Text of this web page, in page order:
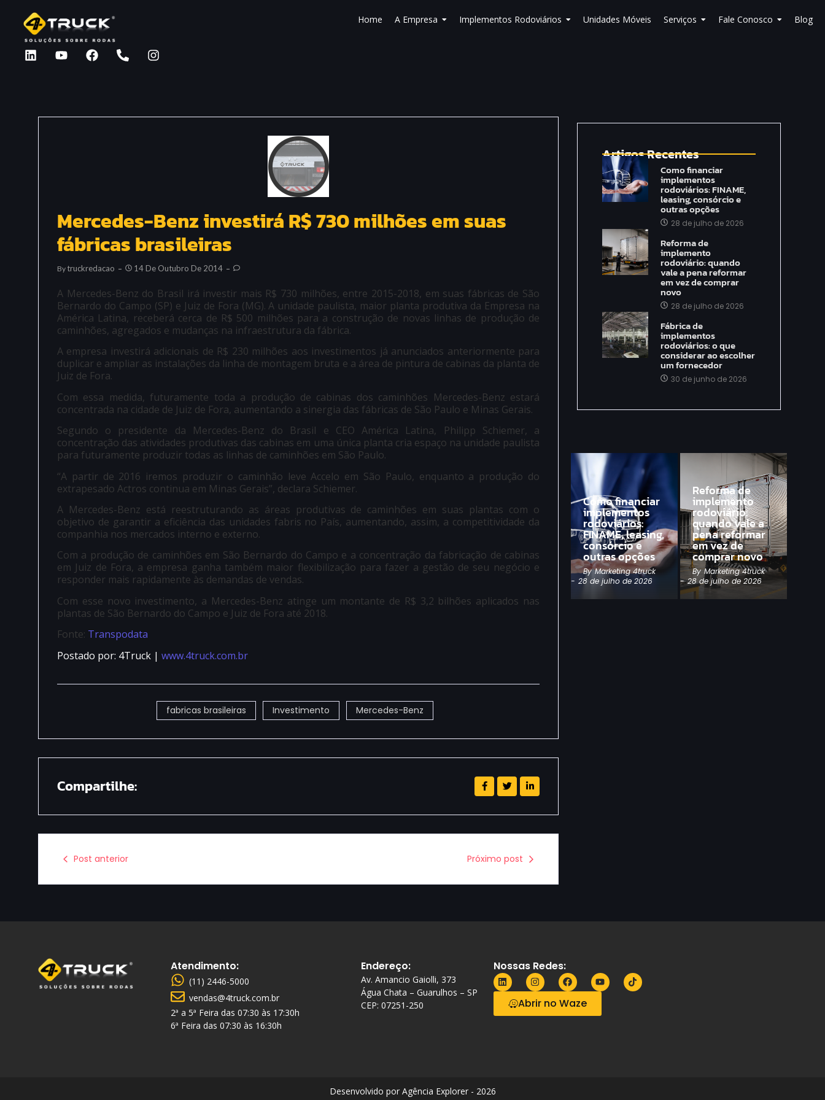
Home A Empresa Implementos Rodoviários Unidades Móveis Serviços Fale Conosco Blog
Mercedes-Benz investirá R$ 730 milhões em suas
fábricas brasileiras
ByTruckredacao 14 De Outubro De 2014
A Mercedes-Benz do Brasil irá investir mais R$ 730 milhões, entre 2015-2018, em suas fábricas de São
Bernardo do Campo (SP) e Juiz de Fora (MG). A unidade paulista, maior planta produtiva da Empresa na
América Latina, receberá cerca de R$ 500 milhões para a construção de novas linhas de produção de
caminhões, agregados e mudanças na infraestrutura da fábrica.
A empresa investirá adicionais de R$ 230 milhões aos investimentos já anunciados anteriormente para
duplicar e ampliar as instalações da linha de montagem bruta e a área de pintura de cabinas da planta de
Juiz de Fora.
Com essa medida, futuramente toda a produção de cabinas dos caminhões Mercedes-Benz estará
concentrada na cidade de Juiz de Fora, aumentando a sinergia das fábricas de São Paulo e Minas Gerais.
Segundo o presidente da Mercedes-Benz do Brasil e CEO América Latina, Philipp Schiemer, a
concentração das atividades produtivas das cabinas em uma única planta cria espaço na unidade paulista
para futuramente produzir todas as linhas de caminhões em São Paulo.
“A partir de 2016 iremos produzir o caminhão leve Accelo em São Paulo, enquanto a produção do
extrapesado Actros continua em Minas Gerais”, declara Schiemer.
A Mercedes-Benz está reestruturando as áreas produtivas de caminhões em suas plantas com o
objetivo de garantir a eficiência das unidades fabris no País, aumentando, assim, a competitividade da
companhia nos mercados interno e externo.
Com a produção de caminhões em São Bernardo do Campo e a concentração da fabricação de cabinas
em Juiz de Fora, a empresa ganha também maior flexibilização para fazer a gestão de seu negócio e
responder mais rapidamente às demandas de vendas.
Com esse novo investimento, a Mercedes-Benz atinge um montante de R$ 3,2 bilhões aplicados nas
plantas de São Bernardo do Campo e Juiz de Fora até 2018.
Fonte: Transpodata
Postado por: 4Truck | www.4truck.com.br
fabricas brasileiras Investimento Mercedes-Benz
Compartilhe:
Post anterior Próximo post
Artigos Recentes
Como financiar
implementos
rodoviários: FINAME,
leasing, consórcio e
outras opções
28 de julho de 2026
Reforma de
implemento
rodoviário: quando
vale a pena reformar
em vez de comprar
novo
28 de julho de 2026
Fábrica de
implementos
rodoviários: o que
considerar ao escolher
um fornecedor
30 de junho de 2026
Como financiar
implementos
rodoviários:
FINAME, leasing,
consórcio e
outras opções
By Marketing 4truck
- 28 de julho de 2026
Reforma de
implemento
rodoviário:
quando vale a
pena reformar
em vez de
comprar novo
By Marketing 4truck
- 28 de julho de 2026
Atendimento:
(11) 2446-5000
vendas@4truck.com.br
2ª a 5ª Feira das 07:30 às 17:30h
6ª Feira das 07:30 às 16:30h
Endereço:
Av. Amancio Gaiolli, 373
Água Chata – Guarulhos – SP
CEP: 07251-250
Nossas Redes:
Abrir no Waze
Desenvolvido por Agência Explorer - 2026